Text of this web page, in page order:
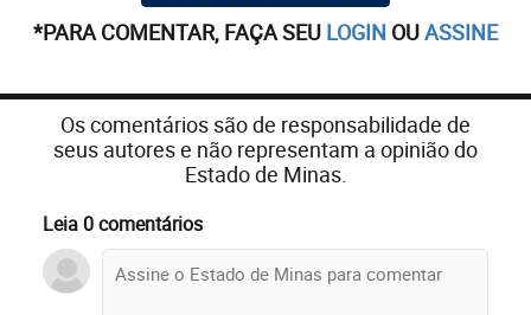
*PARA COMENTAR, FAÇA SEU LOGIN OUASSINE
Os comentários são de responsabilidade de
seus autores e não representam a opinião do
Estado de Minas.
Leia 0 comentários